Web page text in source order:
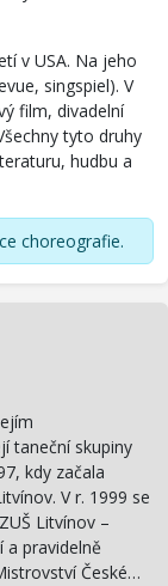
v USA. Na jeho
singspiel). V
film, divadelní
tyto druhy
hudbu a
choreografie.
taneční skupiny
kdy začala
V r. 1999 se
Litvínov –
a pravidelně
České…